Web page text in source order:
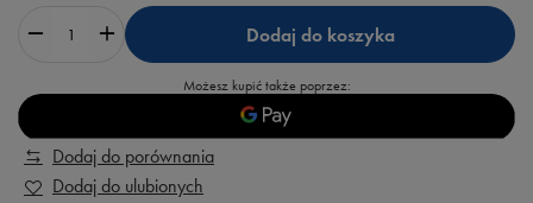
Dodaj do koszyka
Możesz kupić także poprzez:
Dodaj do porównania
Dodaj do ulubionych